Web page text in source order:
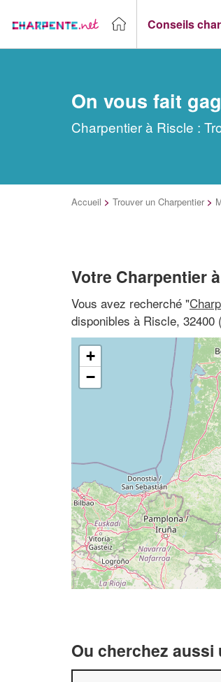
Conseils
On vous fait
Charpentier à Riscle :
Accueil > Trouver un Charpentier >
Votre Charpentier
Vous avez recherché "
disponibles à Riscle,
+
−
Ou cherchez